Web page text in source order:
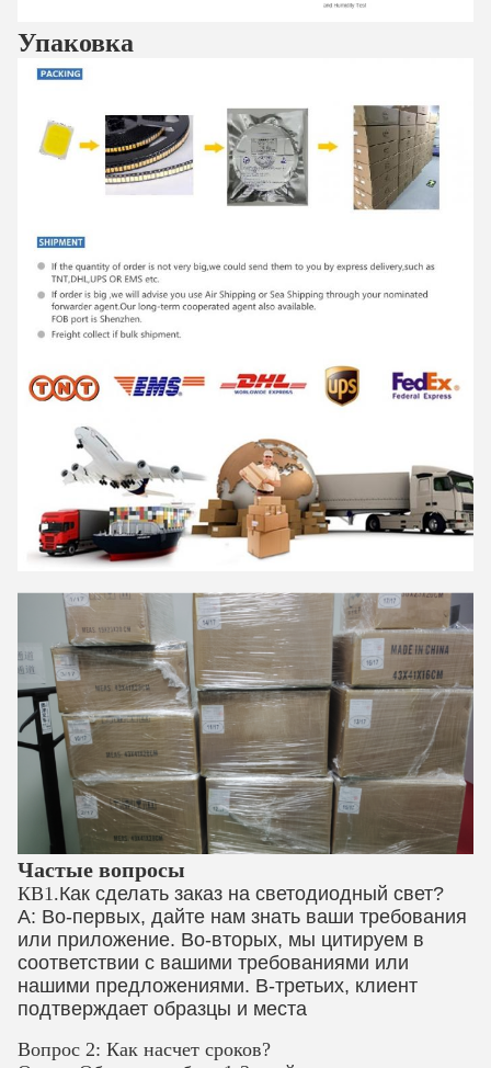
Упаковка
Частые вопросы
КВ1.Как сделать заказ на светодиодный свет?
A: Во-первых, дайте нам знать ваши требования
или приложение. Во-вторых, мы цитируем в
соответствии с вашими требованиями или
нашими предложениями. В-третьих, клиент
подтверждает образцы и места
Вопрос 2: Как насчет сроков?